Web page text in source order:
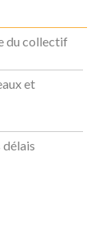
du collectif
et